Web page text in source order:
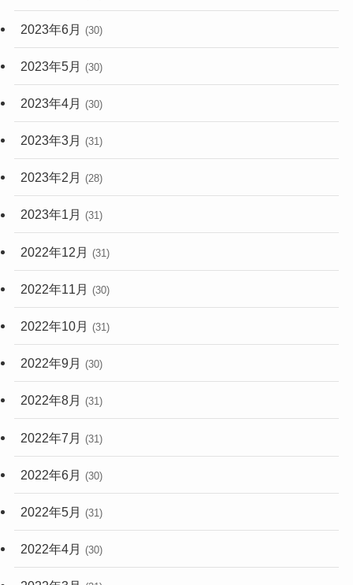
2023年6月 (30)
2023年5月 (30)
2023年4月 (30)
2023年3月 (31)
2023年2月 (28)
2023年1月 (31)
2022年12月 (31)
2022年11月 (30)
2022年10月 (31)
2022年9月 (30)
2022年8月 (31)
2022年7月 (31)
2022年6月 (30)
2022年5月 (31)
2022年4月 (30)